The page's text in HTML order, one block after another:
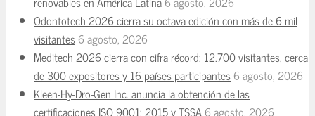
Odontotech 2026 cierra su octava edición con más de 6 mil
visitantes6 agosto, 2026
Meditech 2026 cierra con cifra récord: 12.700 visitantes, cerca
de 300 expositores y 16 países participantes6 agosto, 2026
Kleen-Hy-Dro-Gen Inc. anuncia la obtención de las
certificaciones ISO 9001: 2015 y TSSA6 agosto, 2026